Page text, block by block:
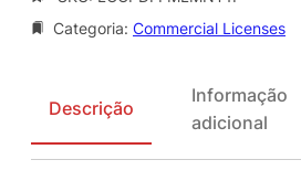
Categoria: Commercial Licenses
Descrição
Informação
adicional